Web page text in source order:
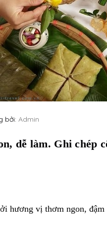
bởi: Admin
dễ làm. Ghi chép
hương vị thơm ngon, đậm